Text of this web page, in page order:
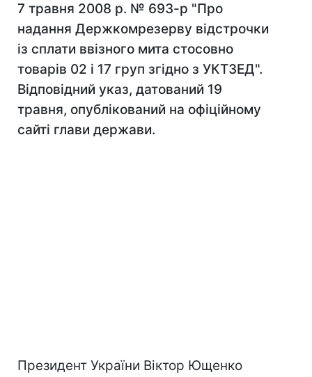
7 травня 2008 р. № 693-р "Про
надання Держкомрезерву відстрочки
із сплати ввізного мита стосовно
товарів 02 і 17 груп згідно з УКТЗЕД".
Відповідний указ, датований 19
травня, опублікований на офіційному
сайті глави держави.
Президент України Віктор Ющенко